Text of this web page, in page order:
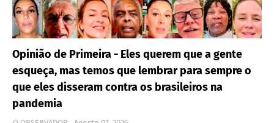
Opinião de Primeira - Eles querem que a gente
esqueça, mas temos que lembrar para sempre o
que eles disseram contra os brasileiros na
pandemia